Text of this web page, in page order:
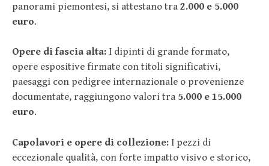
panorami piemontesi, si attestano tra 2.000 e 5.000
euro.
Opere di fascia alta: I dipinti di grande formato,
opere espositive firmate con titoli significativi,
paesaggi con pedigree internazionale o provenienze
documentate, raggiungono valori tra 5.000 e 15.000
euro.
Capolavori e opere di collezione: I pezzi di
eccezionale qualità, con forte impatto visivo e storico,